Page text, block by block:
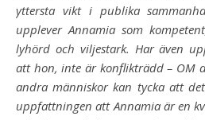
yttersta vikt i publika
upplever Annamia som
lyhörd och viljestark. Har även
att hon, inte är konflikträdd – OM
andra människor kan tycka att
uppfattningen att Annamia är en